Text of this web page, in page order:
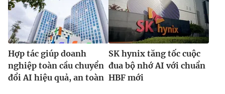
Hợp tác giúp doanh
nghiệp toàn cầu chuyển
đổi AI hiệu quả, an toàn
SK hynix tăng tốc cuộc
đua bộ nhớ AI với chuẩn
HBF mới